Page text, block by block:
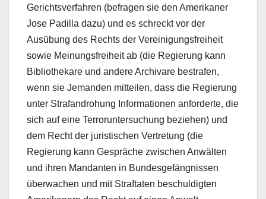
Gerichtsverfahren (befragen sie den Amerikaner
Jose Padilla dazu) und es schreckt vor der
Ausübung des Rechts der Vereinigungsfreiheit
sowie Meinungsfreiheit ab (die Regierung kann
Bibliothekare und andere Archivare bestrafen,
wenn sie Jemanden mitteilen, dass die Regierung
unter Strafandrohung Informationen anforderte, die
sich auf eine Terroruntersuchung beziehen) und
dem Recht der juristischen Vertretung (die
Regierung kann Gespräche zwischen Anwälten
und ihren Mandanten in Bundesgefängnissen
überwachen und mit Straftaten beschuldigten